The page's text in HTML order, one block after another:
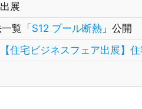
出展
覧「 S12 プール断熱 」公開
【住宅ビジネスフェア出展】